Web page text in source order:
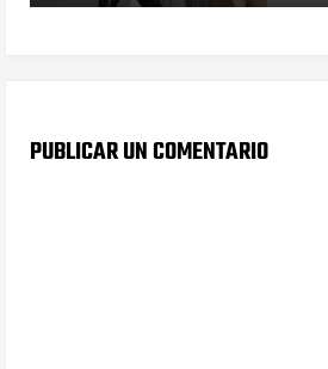
PUBLICAR UN COMENTARIO